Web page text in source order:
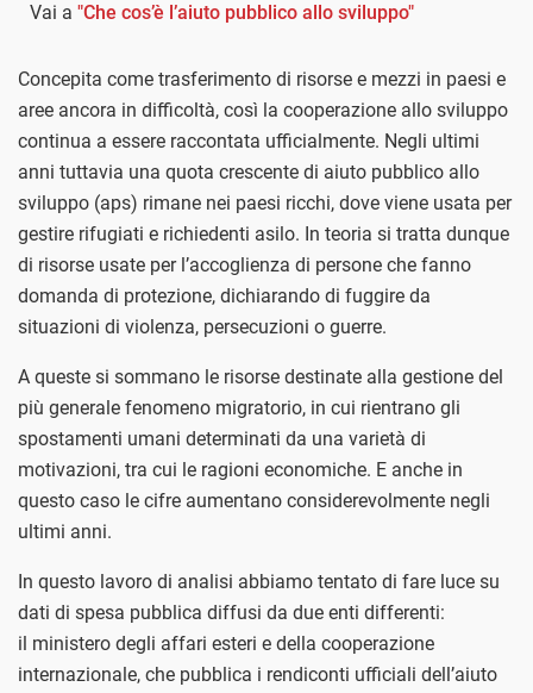
Vai a "Che cos’è l’aiuto pubblico allo sviluppo"
Concepita come trasferimento di risorse e mezzi in paesi e
aree ancora in difficoltà, così la cooperazione allo sviluppo
continua a essere raccontata ufficialmente. Negli ultimi
anni tuttavia una quota crescente di aiuto pubblico allo
sviluppo (aps) rimane nei paesi ricchi, dove viene usata per
gestire rifugiati e richiedenti asilo. In teoria si tratta dunque
di risorse usate per l’accoglienza di persone che fanno
domanda di protezione, dichiarando di fuggire da
situazioni di violenza, persecuzioni o guerre.
A queste si sommano le risorse destinate alla gestione del
più generale fenomeno migratorio, in cui rientrano gli
spostamenti umani determinati da una varietà di
motivazioni, tra cui le ragioni economiche. E anche in
questo caso le cifre aumentano considerevolmente negli
ultimi anni.
In questo lavoro di analisi abbiamo tentato di fare luce su
dati di spesa pubblica diffusi da due enti differenti:
il ministero degli affari esteri e della cooperazione
internazionale, che pubblica i rendiconti ufficiali dell’aiuto